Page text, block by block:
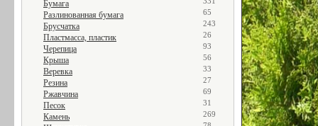
Бумага
Разлинованная бумага 65
Брусчатка 243
Пластмасса, пластик 26
Черепица 93
Крыша 56
Веревка 33
Резина 27
Ржавчина 69
Песок 31
Камень 269